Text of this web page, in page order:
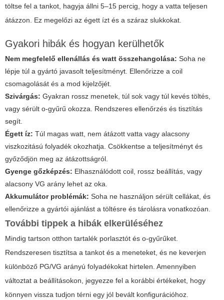
töltse fel a tankot, hagyja állni 5–15 percig, hogy a vatta teljesen
átázzon. Ez megelőzi az égett ízt és a száraz slukkokat.
Gyakori hibák és hogyan kerülhetők
Nem megfelelő ellenállás és watt összehangolása: Soha ne
lépje túl a gyártó javasolt teljesítményt. Ellenőrizze a coil
csomagolását és a mod kijelzőjét.
Szivárgás: Gyakran rossz menetek, túl sok vagy túl kevés töltés,
vagy sérült o-gyűrű okozza. Rendszeres ellenőrzés és tisztítás
segít.
Égett íz: Túl magas watt, nem átázott vatta vagy alacsony
viszkozitású folyadék okozhatja. Csökkentse a teljesítményt és
győződjön meg az átázottságról.
Gyenge gőzképzés: Elhasználódott coil, rossz beállítás, vagy
alacsony VG arány lehet az oka.
Akkumulátor problémák: Soha ne használjon sérült cellákat, és
ellenőrizze a gyártói ajánlást a töltésre és tárolásra vonatkozóan.
További tippek a hibák elkerüléséhez
Mindig tartson otthon tartalék porlasztót és o-gyűrűket.
Rendszeresen tisztítsa a tankot és a meneteket, és ne keverjen
különböző PG/VG arányú folyadékokat hirtelen. Amennyiben
változtat a beállításokon, jegyezze fel a korábbi értékeket, hogy
könnyen vissza tudjon térni egy jól bevált konfigurációhoz.